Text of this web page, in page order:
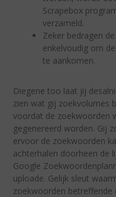
Scrapebox
verzameld.
Zeker bedragen
enkelvoudig om
te aankomen.
Diegene too laat jij
zien wat gij zoekvolumes
voordat de zoekwoorden
gegenereerd worden. Gij
ervoor de zoekwoorden
achterhalen doorheen de
Google
uploade. Gelijk sleut
zoekwoorden betreffende